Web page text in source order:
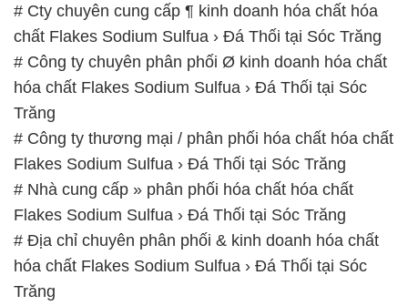
# Cty chuyên cung cấp ¶ kinh doanh hóa chất hóa
chất Flakes Sodium Sulfua › Đá Thối tại Sóc Trăng
# Công ty chuyên phân phối Ø kinh doanh hóa chất
hóa chất Flakes Sodium Sulfua › Đá Thối tại Sóc
Trăng
# Công ty thương mại / phân phối hóa chất hóa chất
Flakes Sodium Sulfua › Đá Thối tại Sóc Trăng
# Nhà cung cấp » phân phối hóa chất hóa chất
Flakes Sodium Sulfua › Đá Thối tại Sóc Trăng
# Địa chỉ chuyên phân phối & kinh doanh hóa chất
hóa chất Flakes Sodium Sulfua › Đá Thối tại Sóc
Trăng